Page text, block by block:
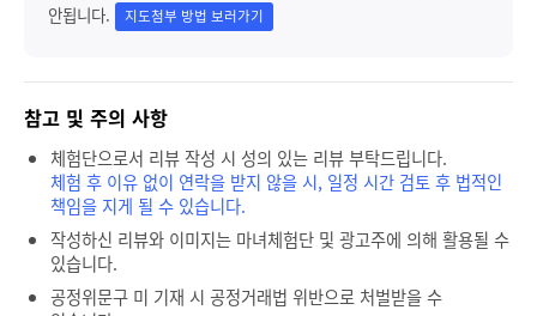
안됩니다.
지도첨부 방법 보러가기
참고 및 주의 사항
체험단으로서 리뷰 작성 시 성의 있는 리뷰 부탁드립니다.
체험 후 이유 없이 연락을 받지 않을 시, 일정 시간 검토 후 법적인
책임을 지게 될 수 있습니다.
작성하신 리뷰와 이미지는 마녀체험단 및 광고주에 의해 활용될 수
있습니다.
공정위문구 미 기재 시 공정거래법 위반으로 처벌받을 수